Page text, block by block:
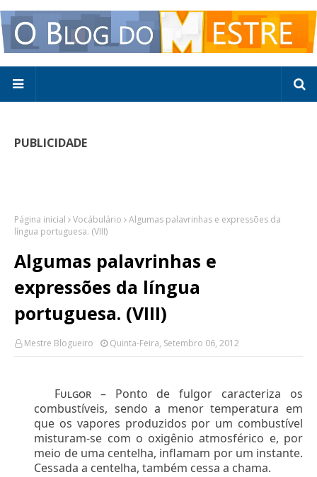
PUBLICIDADE
Página inicial Vocábulário
Algumas palavrinhas e expressões da
língua portuguesa. (VIII)
Algumas palavrinhas e
expressões da língua
portuguesa. (VIII)
Mestre Blogueiro Quinta-Feira, Setembro 06, 2012
Fulgor – Ponto de fulgor caracteriza os
combustíveis, sendo a menor temperatura em
que os vapores produzidos por um combustível
misturam-se com o oxigênio atmosférico e, por
meio de uma centelha, inflamam por um instante.
Cessada a centelha, também cessa a chama.